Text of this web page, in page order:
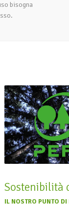
bisogna
Sostenibilità
IL NOSTRO PUNTO DI